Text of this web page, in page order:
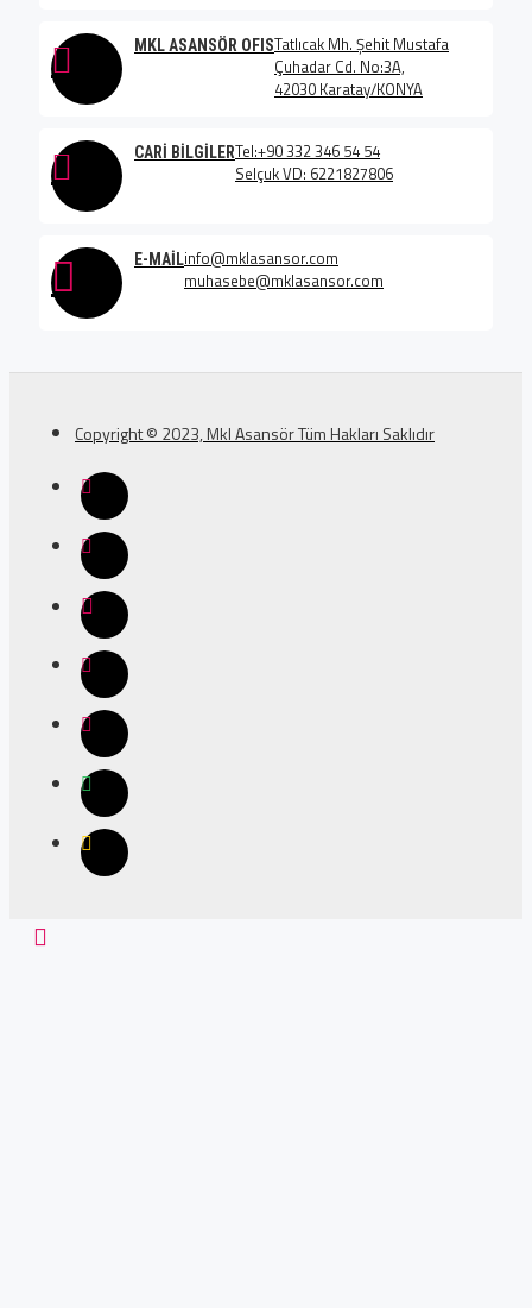
MKL ASANSÖR OFISTatlıcak Mh. Şehit Mustafa
Çuhadar Cd. No:3A,
42030 Karatay/KONYA
CARI BILGILERTel:+90 332 346 54 54
Selçuk VD: 6221827806
E-MAILinfo@mklasansor.com
muhasebe@mklasansor.com
Copyright © 2023, Mkl Asansör Tüm Hakları Saklıdır